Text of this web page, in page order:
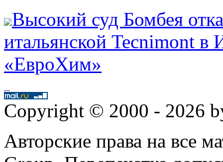
Высокий суд Бомбея
итальянской Tecnimont в
«ЕвроХим»
Copyright © 2000 - 2026
Авторские права на все